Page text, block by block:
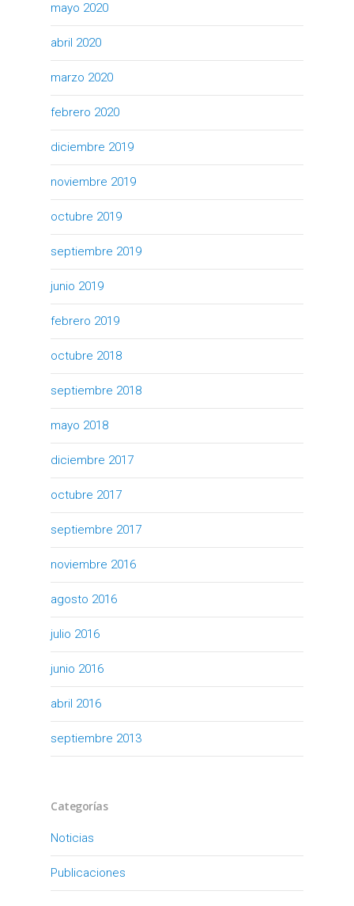
mayo 2020
abril 2020
marzo 2020
febrero 2020
diciembre 2019
noviembre 2019
octubre 2019
septiembre 2019
junio 2019
febrero 2019
octubre 2018
septiembre 2018
mayo 2018
diciembre 2017
octubre 2017
septiembre 2017
noviembre 2016
agosto 2016
julio 2016
junio 2016
abril 2016
septiembre 2013
Categorías
Noticias
Publicaciones